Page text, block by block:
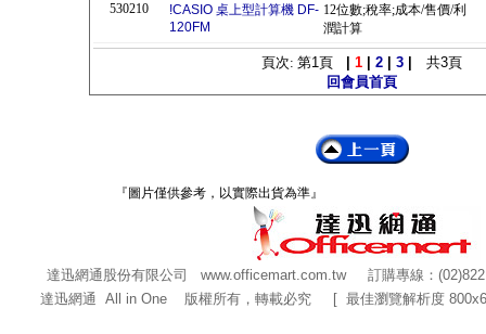
530210
!CASIO 桌上型計算機 DF-
120FM
12位數;稅率;成本/售價/利
潤計算
頁次: 第1頁 1| 2| 3| 共3頁
回會員首頁
『圖片僅供參考，以實際出貨為準』
達迅網通股份有限公司 www.officemart.com.tw訂購專線：
達迅網通 All in One 版權所有，轉載必究 [ 最佳瀏覽解析度